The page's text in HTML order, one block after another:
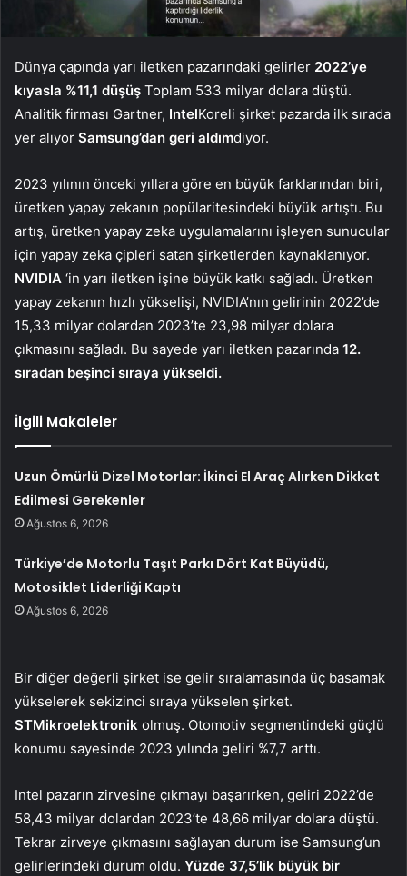
Dünya çapında yarı iletken pazarındaki gelirler 2022’ye
kıyasla %11,1 düşüş Toplam 533 milyar dolara düştü.
Analitik firması Gartner, IntelKoreli şirket pazarda ilk sırada
yer alıyor Samsung’dan geri aldımdiyor.
2023 yılının önceki yıllara göre en büyük farklarından biri,
üretken yapay zekanın popülaritesindeki büyük artıştı. Bu
artış, üretken yapay zeka uygulamalarını işleyen sunucular
için yapay zeka çipleri satan şirketlerden kaynaklanıyor.
NVIDIA ‘in yarı iletken işine büyük katkı sağladı. Üretken
yapay zekanın hızlı yükselişi, NVIDIA’nın gelirinin 2022’de
15,33 milyar dolardan 2023’te 23,98 milyar dolara
çıkmasını sağladı. Bu sayede yarı iletken pazarında 12.
sıradan beşinci sıraya yükseldi.
İlgili Makaleler
Uzun Ömürlü Dizel Motorlar: İkinci El Araç Alırken Dikkat
Edilmesi Gerekenler
Ağustos 6, 2026
Türkiye’de Motorlu Taşıt Parkı Dört Kat Büyüdü,
Motosiklet Liderliği Kaptı
Ağustos 6, 2026
Bir diğer değerli şirket ise gelir sıralamasında üç basamak
yükselerek sekizinci sıraya yükselen şirket.
STMikroelektronik olmuş. Otomotiv segmentindeki güçlü
konumu sayesinde 2023 yılında geliri %7,7 arttı.
Intel pazarın zirvesine çıkmayı başarırken, geliri 2022’de
58,43 milyar dolardan 2023’te 48,66 milyar dolara düştü.
Tekrar zirveye çıkmasını sağlayan durum ise Samsung’un
gelirlerindeki durum oldu. Yüzde 37,5’lik büyük bir